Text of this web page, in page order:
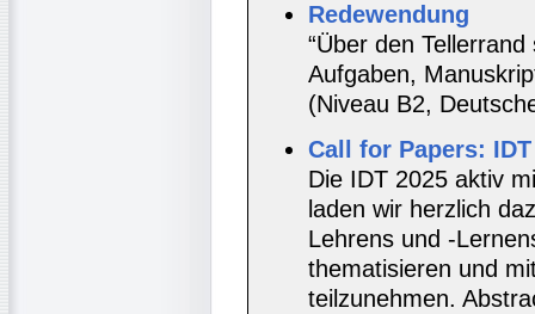
Redewendung
“Über den
Aufgaben,
(Niveau B2,
Call for Papers: IDT
Die IDT 2025 aktiv
laden wir herzlich
Lehrens und -
thematisieren und
teilzunehmen.